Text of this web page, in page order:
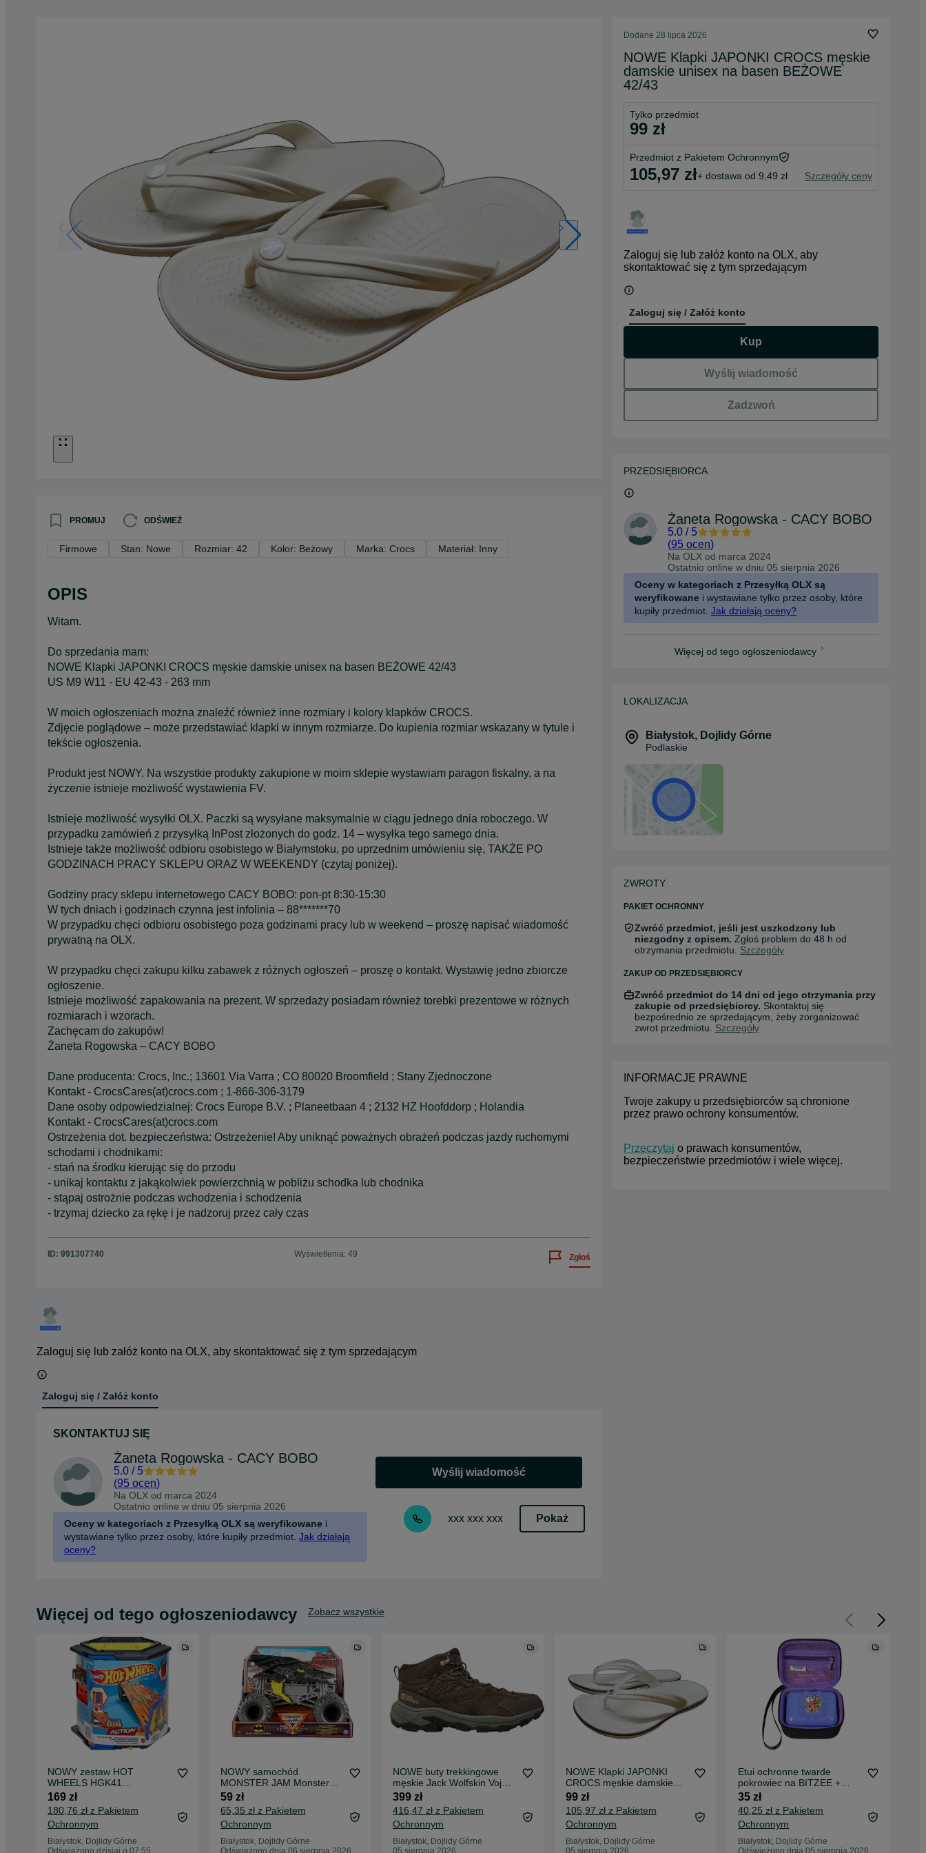
PROMUJ ODŚWIEŻ
Firmowe Stan: Nowe Rozmiar: 42 Kolor: Beżowy Marka: Crocs Materiał: Inny
OPIS
Witam.
Do sprzedania mam:
NOWE Klapki JAPONKI CROCS męskie damskie unisex na basen BEŻOWE 42/43
US M9 W11 - EU 42-43 - 263 mm
W moich ogłoszeniach można znaleźć również inne rozmiary i kolory klapków CROCS.
Zdjęcie poglądowe – może przedstawiać klapki w innym rozmiarze. Do kupienia rozmiar wskazany w tytule i
tekście ogłoszenia.
Produkt jest NOWY. Na wszystkie produkty zakupione w moim sklepie wystawiam paragon fiskalny, a na
życzenie istnieje możliwość wystawienia FV.
Istnieje możliwość wysyłki OLX. Paczki są wysyłane maksymalnie w ciągu jednego dnia roboczego. W
przypadku zamówień z przysyłką InPost złożonych do godz. 14 – wysyłka tego samego dnia.
Istnieje także możliwość odbioru osobistego w Białymstoku, po uprzednim umówieniu się, TAKŻE PO
GODZINACH PRACY SKLEPU ORAZ W WEEKENDY (czytaj poniżej).
Godziny pracy sklepu internetowego CACY BOBO: pon-pt 8:30-15:30
W tych dniach i godzinach czynna jest infolinia – 88*******70
W przypadku chęci odbioru osobistego poza godzinami pracy lub w weekend – proszę napisać wiadomość
prywatną na OLX.
W przypadku chęci zakupu kilku zabawek z różnych ogłoszeń – proszę o kontakt. Wystawię jedno zbiorcze
ogłoszenie.
Istnieje możliwość zapakowania na prezent. W sprzedaży posiadam również torebki prezentowe w różnych
rozmiarach i wzorach.
Zachęcam do zakupów!
Żaneta Rogowska – CACY BOBO
Dane producenta: Crocs, Inc.; 13601 Via Varra ; CO 80020 Broomfield ; Stany Zjednoczone
Kontakt - CrocsCares(at)crocs.com ; 1-866-306-3179
Dane osoby odpowiedzialnej: Crocs Europe B.V. ; Planeetbaan 4 ; 2132 HZ Hoofddorp ; Holandia
Kontakt - CrocsCares(at)crocs.com
Ostrzeżenia dot. bezpieczeństwa: Ostrzeżenie! Aby uniknąć poważnych obrażeń podczas jazdy ruchomymi
schodami i chodnikami:
- stań na środku kierując się do przodu
- unikaj kontaktu z jakąkolwiek powierzchnią w pobliżu schodka lub chodnika
- stąpaj ostrożnie podczas wchodzenia i schodzenia
- trzymaj dziecko za rękę i je nadzoruj przez cały czas
ID: 991307740 Wyświetlenia: 49 Zgłoś
Zaloguj się lub załóż konto na OLX, aby skontaktować się z tym sprzedającym
Zaloguj się / Załóż konto
SKONTAKTUJ SIĘ
Żaneta Rogowska - CACY BOBO
5.0 / 5
(95 ocen)
Na OLX od marca 2024
Ostatnio online w dniu 05 sierpnia 2026
Oceny w kategoriach z Przesyłką OLX są weryfikowane i
wystawiane tylko przez osoby, które kupiły przedmiot. Jak działają
oceny?
Wyślij wiadomość
xxx xxx xxx Pokaż
Dodane 28 lipca 2026
NOWE Klapki JAPONKI CROCS męskie
damskie unisex na basen BEŻOWE
42/43
Tylko przedmiot
99 zł
Przedmiot z Pakietem Ochronnym
105,97 zł+ dostawa od 9,49 zł Szczegóły ceny
Zaloguj się lub załóż konto na OLX, aby
skontaktować się z tym sprzedającym
Zaloguj się / Załóż konto
Kup
Wyślij wiadomość
Zadzwoń
PRZEDSIĘBIORCA
Żaneta Rogowska - CACY BOBO
5.0 / 5
(95 ocen)
Na OLX od marca 2024
Ostatnio online w dniu 05 sierpnia 2026
Oceny w kategoriach z Przesyłką OLX są
weryfikowane i wystawiane tylko przez osoby, które
kupiły przedmiot. Jak działają oceny?
Więcej od tego ogłoszeniodawcy
LOKALIZACJA
Białystok, Dojlidy Górne
Podlaskie
ZWROTY
PAKIET OCHRONNY
Zwróć przedmiot, jeśli jest uszkodzony lub
niezgodny z opisem. Zgłoś problem do 48 h od
otrzymania przedmiotu. Szczegóły
ZAKUP OD PRZEDSIĘBIORCY
Zwróć przedmiot do 14 dni od jego otrzymania przy
zakupie od przedsiębiorcy. Skontaktuj się
bezpośrednio ze sprzedającym, żeby zorganizować
zwrot przedmiotu. Szczegóły
INFORMACJE PRAWNE
Twoje zakupy u przedsiębiorców są chronione
przez prawo ochrony konsumentów.
Przeczytaj o prawach konsumentów,
bezpieczeństwie przedmiotów i wiele więcej.
Więcej od tego ogłoszeniodawcy Zobacz wszystkie
NOWY zestaw HOT
WHEELS HGK41
Rozkładany 5-pasmowy tor
wyścigowy + autko MATTEL
169 zł
180,76 zł z Pakietem
Ochronnym
Białystok, Dojlidy Górne
NOWY samochód
MONSTER JAM Monster
Truck Batman Pojazd
terenowy 1:24
59 zł
65,35 zł z Pakietem
Ochronnym
Białystok, Dojlidy Górne
NOWE buty trekkingowe
męskie Jack Wolfskin Vojo
Tour Texapore Mid r 41
399 zł
416,47 zł z Pakietem
Ochronnym
Białystok, Dojlidy Górne
NOWE Klapki JAPONKI
CROCS męskie damskie
unisex na basen BIAŁE R
43/44
99 zł
105,97 zł z Pakietem
Ochronnym
Białystok, Dojlidy Górne
Etui ochronne twarde
pokrowiec na BITZEE +
krótka smycz CZARNE
OSDUE
35 zł
40,25 zł z Pakietem
Ochronnym
Białystok, Dojlidy Górne